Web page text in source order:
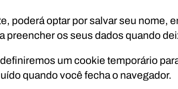
poderá optar por salvar seu nome,
preencher os seus dados quando
um cookie temporário
quando você fecha o navegador.